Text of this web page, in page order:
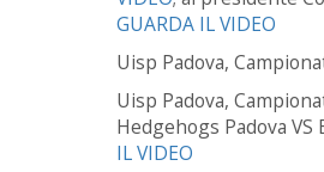
GUARDA IL VIDEO
Uisp Padova,
Uisp Padova,
Hedgehogs Padova VS
IL VIDEO